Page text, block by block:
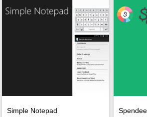
Simple Notepad Spendee